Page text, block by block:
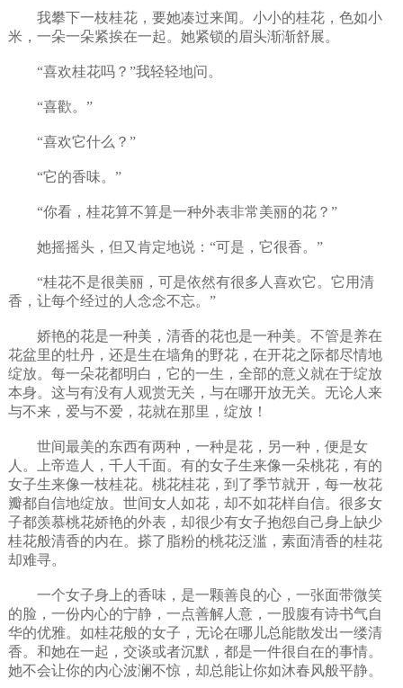
我攀下一枝桂花，要她凑过来闻。小小的桂花，色如小
米，一朵一朵紧挨在一起。她紧锁的眉头渐渐舒展。
“喜欢桂花吗？”我轻轻地问。
“喜歡。”
“喜欢它什么？”
“它的香味。”
“你看，桂花算不算是一种外表非常美丽的花？”
她摇摇头，但又肯定地说：“可是，它很香。”
“桂花不是很美丽，可是依然有很多人喜欢它。它用清
香，让每个经过的人念念不忘。”
娇艳的花是一种美，清香的花也是一种美。不管是养在
花盆里的牡丹，还是生在墙角的野花，在开花之际都尽情地
绽放。每一朵花都明白，它的一生，全部的意义就在于绽放
本身。这与有没有人观赏无关，与在哪开放无关。无论人来
与不来，爱与不爱，花就在那里，绽放！
世间最美的东西有两种，一种是花，另一种，便是女
人。上帝造人，千人千面。有的女子生来像一朵桃花，有的
女子生来像一枝桂花。桃花桂花，到了季节就开，每一枚花
瓣都自信地绽放。世间女人如花，却不如花样自信。很多女
子都羡慕桃花娇艳的外表，却很少有女子抱怨自己身上缺少
桂花般清香的内在。搽了脂粉的桃花泛滥，素面清香的桂花
却难寻。
一个女子身上的香味，是一颗善良的心，一张面带微笑
的脸，一份内心的宁静，一点善解人意，一股腹有诗书气自
华的优雅。如桂花般的女子，无论在哪儿总能散发出一缕清
香。和她在一起，交谈或者沉默，都是一件很自在的事情。
她不会让你的内心波澜不惊，却总能让你如沐春风般平静。